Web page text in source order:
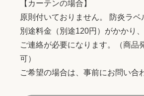
【カーテンの場合】
原則付いておりません。 防炎ラベ
別途料金（別途120円）がかかり
ご連絡が必要になります。（商品
可）
ご希望の場合は、事前にお問い合